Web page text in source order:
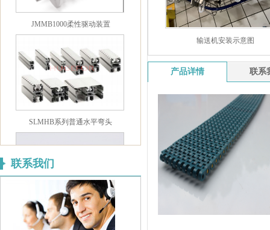
JMFA-T型螺栓
联系我们
输送机安装示意图
产品详情 联系